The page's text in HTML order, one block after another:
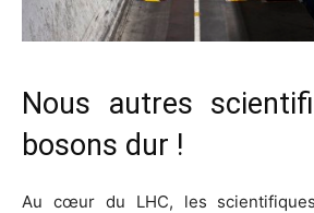
Nous autres
bosons dur !
Au cœur du LHC, les